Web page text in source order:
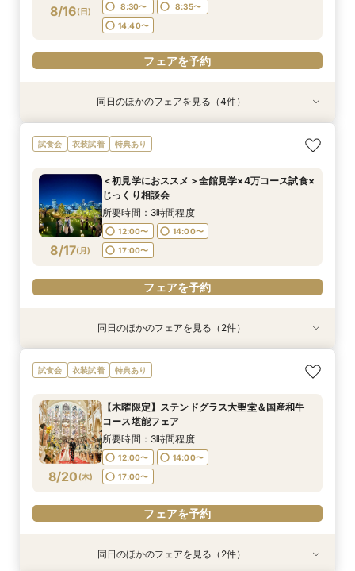
フェアを予約
フェアを予約
フェアを予約
フェアを予約
フェアを予約
8/16(日) 8:30〜
8:35〜
14:40〜
フェアを予約
衣装試着 特典あり
8/16(日)
初見学に◎《東京を一望！地上55ｍのルーフトッ
プ》都心とは思えない開放感を体感◆黒毛和牛4
所要時間：3時間程度
フェアを予約
衣装試着 特典あり
8/16(日)
トレンド花嫁に◎SNSで話題の最新マッピング演
出*絶品4万試食付きBIGフェア
8:30〜
14:40〜
フェアを予約
衣装試着 特典あり
8/16(日)
＜料理重視の方へ◎＞こだわり抜いた記憶に残る
美食体験◇黒毛和牛4万試食付き！骨格診断＆お
所要時間：3時間程度
14:40〜
フェアを予約
衣装試着 特典あり
8/16(日)
【歴史感じる本格大聖堂×洗練された美食】黒毛
和牛4万試食で美食を確認！骨格診断＆お似合い
所要時間：3時間程度
14:40〜
フェアを予約
同日のほかのフェアを見る（4件）
試食会 衣装試着 特典あり
8/17(月)
＜初見学におススメ＞全館見学×4万コース試食×
じっくり相談会
所要時間：3時間程度
12:00〜
14:00〜
17:00〜
フェアを予約
衣装試着 特典あり
8/17(月)
【話題の骨格診断】大聖堂×4万試食！最大130万
優待＆1件目特典
12:00〜
14:00〜
17:00〜
フェアを予約
特典あり
8/17(月)
【LGBTQカップル様へ】ふたりで選ぶ、ふたり
の形◇LGBT検定取得の専属スタッフがご案内◇
所要時間：3時間程度
17:00〜
フェアを予約
同日のほかのフェアを見る（2件）
試食会 衣装試着 特典あり
8/20 (木)
【木曜限定】ステンドグラス大聖堂＆国産和牛
コース堪能フェア
所要時間：3時間程度
12:00〜
14:00〜
17:00〜
フェアを予約
衣装試着 特典あり
特典あり同日のほかのフェアを見る（2件）